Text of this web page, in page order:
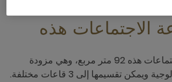
الاجتماعات هذه
تبلغ مساحة قاعة الاجتماعات هذه 92 متر مربع، وهي مزودة
تقسيمها إلى 3 قاعات مختلفة.